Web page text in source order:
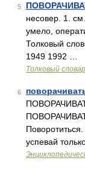
5
несовер. 1.
умело,
Толковый
1949 1992 …
Толковый
6
успевай